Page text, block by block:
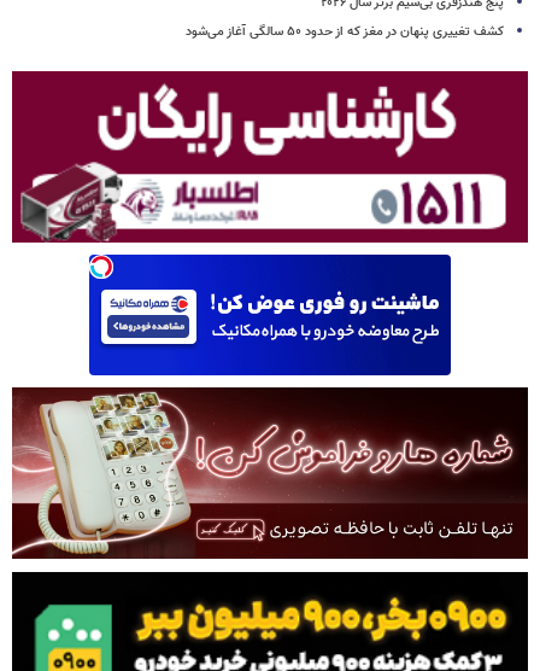
کشف تغییری پنهان در مغز که از حدود ۵۰ سالگی آغاز می‌شود